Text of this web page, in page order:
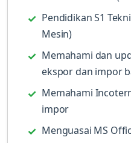
Pendidikan S1
Mesin)
Memahami dan
ekspor dan impor
Memahami
impor
Menguasai MS